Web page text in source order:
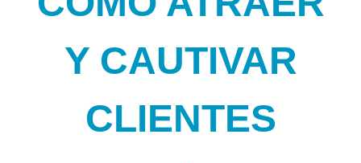
Y CAUTIVAR
CLIENTES